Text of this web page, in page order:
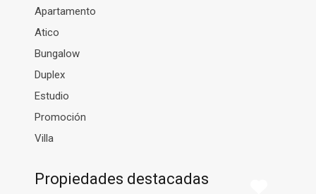
Apartamento
Atico
Bungalow
Duplex
Estudio
Promoción
Villa
Propiedades destacadas